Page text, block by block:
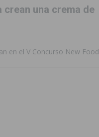
en Las Colinas
crean una crema de
en el V Concurso New Food